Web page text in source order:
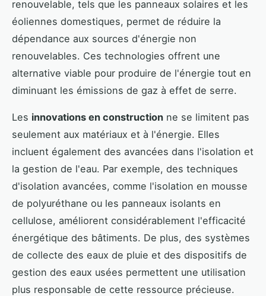
renouvelable, tels que les panneaux solaires et les
éoliennes domestiques, permet de réduire la
dépendance aux sources d'énergie non
renouvelables. Ces technologies offrent une
alternative viable pour produire de l'énergie tout en
diminuant les émissions de gaz à effet de serre.
Les innovations en construction ne se limitent pas
seulement aux matériaux et à l'énergie. Elles
incluent également des avancées dans l'isolation et
la gestion de l'eau. Par exemple, des techniques
d'isolation avancées, comme l'isolation en mousse
de polyuréthane ou les panneaux isolants en
cellulose, améliorent considérablement l'efficacité
énergétique des bâtiments. De plus, des systèmes
de collecte des eaux de pluie et des dispositifs de
gestion des eaux usées permettent une utilisation
plus responsable de cette ressource précieuse.